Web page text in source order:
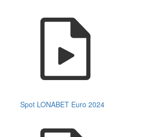
Spot LONABET Euro 2024